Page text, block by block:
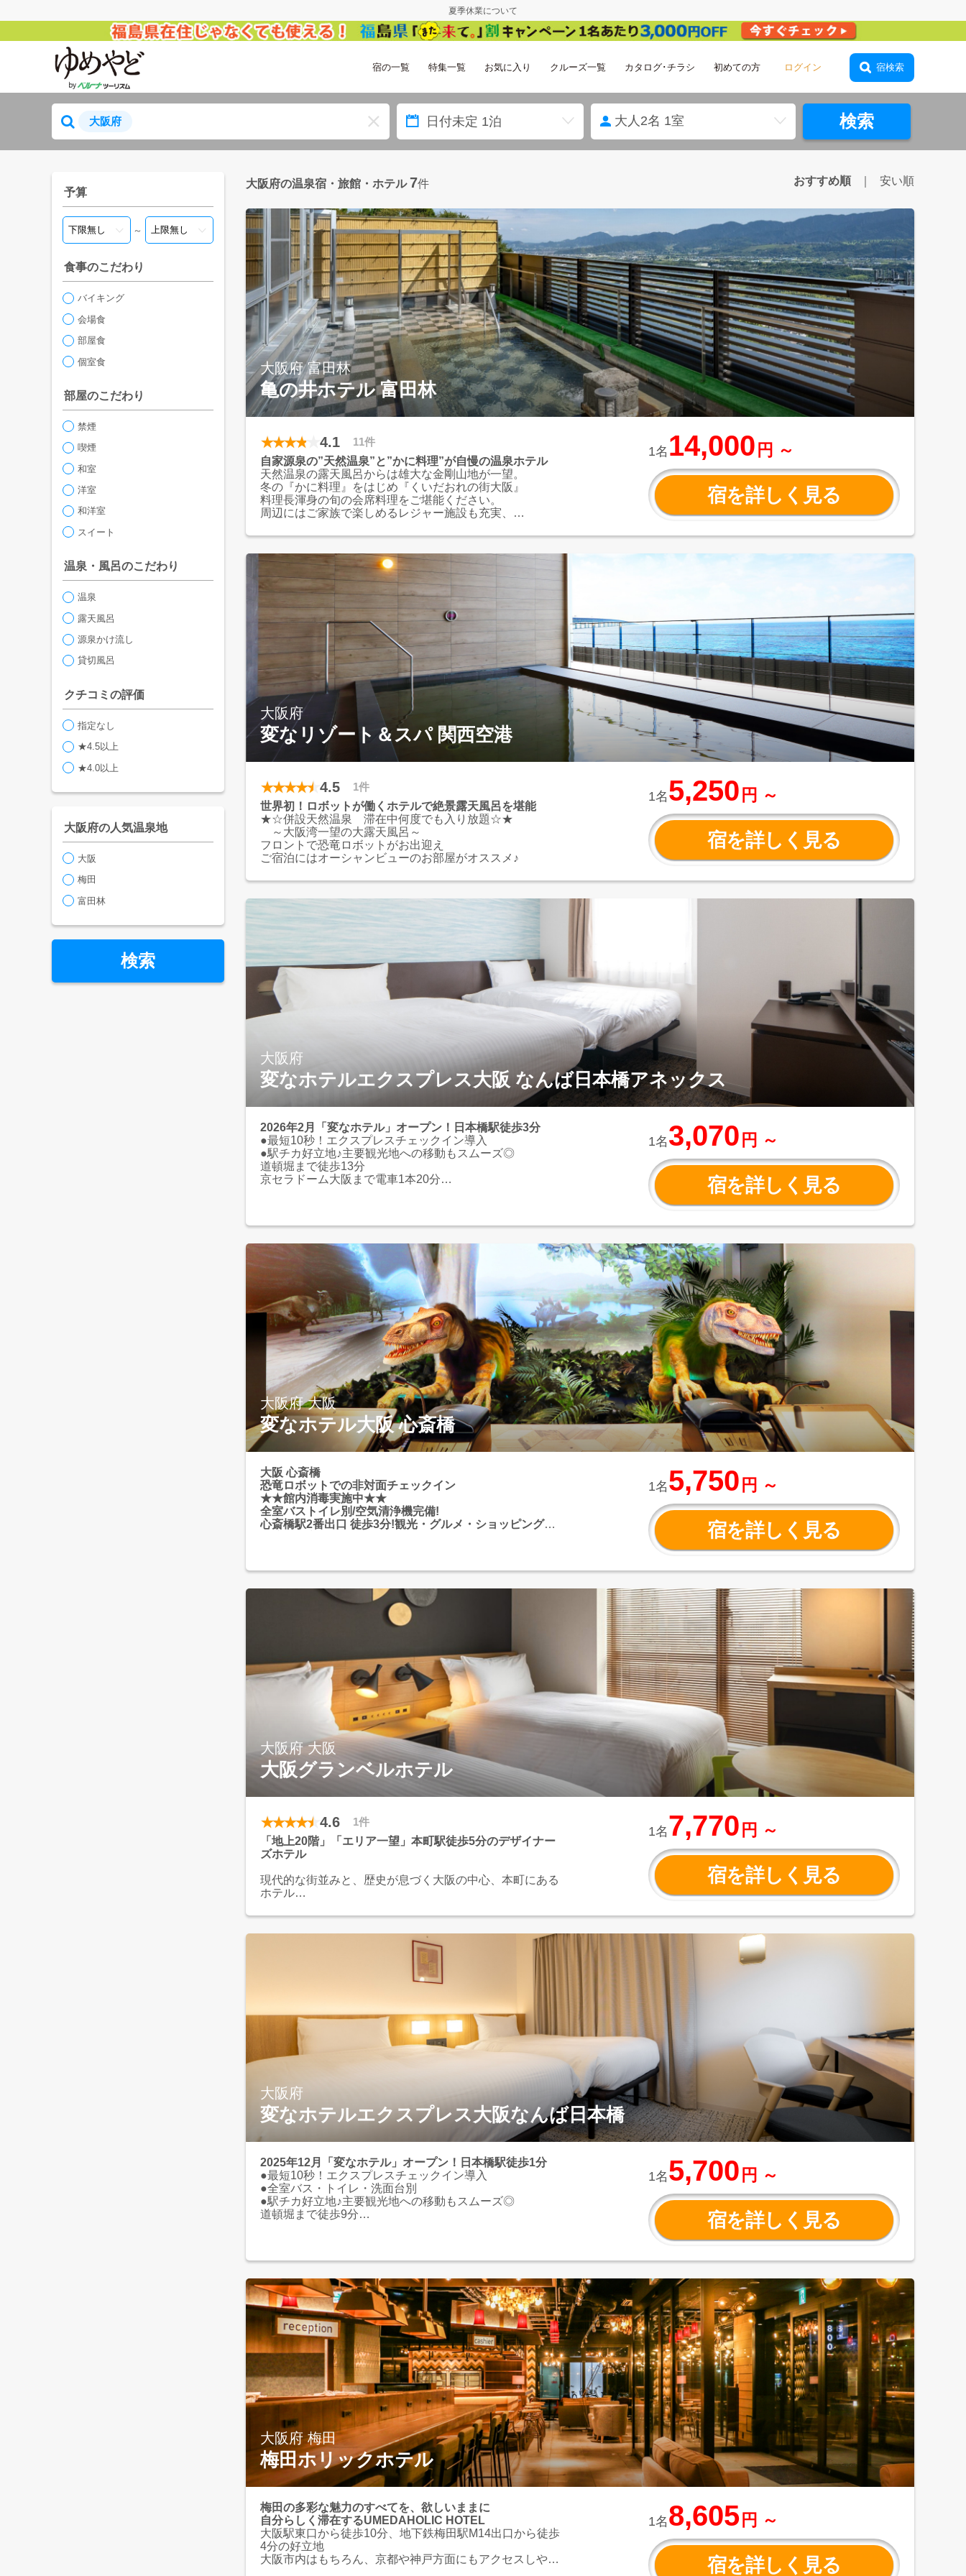
夏季休業について
宿の一覧 特集一覧 お気に入り クルーズ一覧 カタログ･チラシ 初めての方 会員登録 宿検索
大阪府 大人2名 1室 検索
予算
～
食事のこだわり
バイキング
会場食
部屋食
個室食
部屋のこだわり
禁煙
喫煙
和室
洋室
和洋室
スイート
温泉・風呂のこだわり
温泉
露天風呂
源泉かけ流し
貸切風呂
クチコミの評価
指定なし
★4.5以上
★4.0以上
大阪府の人気温泉地
大阪
梅田
富田林
検索
大阪府の温泉宿・旅館・ホテル 7件 おすすめ順 安い順
大阪府 富田林
亀の井ホテル 富田林
4.1
11件
自家源泉の”天然温泉”と”かに料理”が自慢の温泉ホテル
天然温泉の露天風呂からは雄大な金剛山地が一望。
冬の『かに料理』をはじめ『くいだおれの街大阪』
料理長渾身の旬の会席料理をご堪能ください。
周辺にはご家族で楽しめるレジャー施設も充実、
きます。
1名 14,000 円 ～
宿を詳しく見る
大阪府
変なリゾート＆スパ 関西空港
4.5
1件
世界初！ロボットが働くホテルで絶景露天風呂を堪能
★☆併設天然温泉 滞在中何度でも入り放題☆★
～大阪湾一望の大露天風呂～
フロントで恐竜ロボットがお出迎え
ご宿泊にはオーシャンビューのお部屋がオススメ♪
1名5,250 円 ～
宿を詳しく見る
大阪府
変なホテルエクスプレス大阪 なんば日本橋アネックス
2026年2月「変なホテル」オープン！日本橋駅徒歩3分
●最短10秒！エクスプレスチェックイン導入
●駅チカ好立地♪主要観光地への移動もスムーズ◎
道頓堀まで徒歩13分
京セラドーム大阪まで電車1本20分
1名3,070 円 ～
宿を詳しく見る
大阪府 大阪
変なホテル大阪 心斎橋
大阪 心斎橋
恐竜ロボットでの非対面チェックイン
★★館内消毒実施中★★
全室バストイレ別/空気清浄機完備!
心斎橋駅2番出口 徒歩3分!観光・グルメ・ショッピングに
でアクセス良好。 新大阪・梅田・淀屋橋・本町・なん
ば・関西空港・伊丹空港などへのアクセスも良く、京セラ
ドームや大阪城ホールなどのイベント会場への移動にも大
当館ではさまざまなロボットやテクノロジーを導入し、機
1名5,750 円 ～
宿を詳しく見る
大阪府 大阪
大阪グランベルホテル
4.6
1件
「地上20階」「エリア一望」本町駅徒歩5分のデザイナー
ズホテル
現代的な街並みと、歴史が息づく大阪の中心、本町にある
ホテル
センターポジション
ビジネスも、ショッピング・グルメ・カルチャーなど魅力
1名7,770 円 ～
宿を詳しく見る
大阪府
変なホテルエクスプレス大阪なんば日本橋
2025年12月「変なホテル」オープン！日本橋駅徒歩1分
●最短10秒！エクスプレスチェックイン導入
●全室バス・トイレ・洗面台別
●駅チカ好立地♪主要観光地への移動もスムーズ◎
道頓堀まで徒歩9分
1名5,700 円 ～
宿を詳しく見る
大阪府 梅田
梅田ホリックホテル
梅田の多彩な魅力のすべてを、欲しいままに
自分らしく滞在するUMEDAHOLIC HOTEL
大阪駅東口から徒歩10分、地下鉄梅田駅M14出口から徒歩
4分の好立地
大阪市内はもちろん、京都や神戸方面にもアクセスしやす
1名8,605 円 ～
宿を詳しく見る